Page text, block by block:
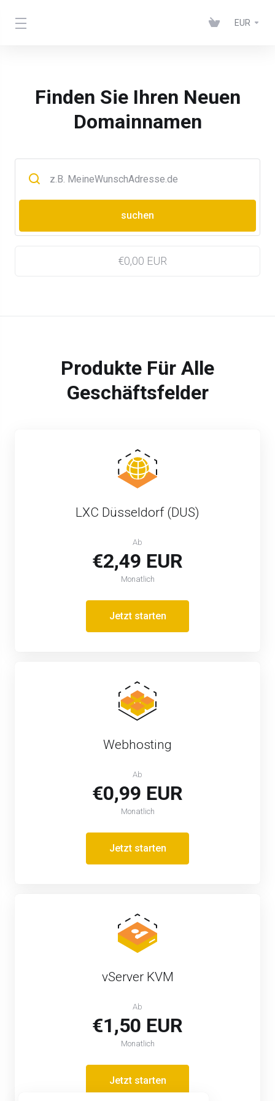
EUR
Finden Sie Ihren Neuen
Domainnamen
€0,00 EUR
Produkte Für Alle
Geschäftsfelder
LXC Düsseldorf (DUS)
Ab
€2,49 EUR
Monatlich
Jetzt starten
Webhosting
Ab
€0,99 EUR
Monatlich
Jetzt starten
vServer KVM
Ab
€1,50 EUR
Monatlich
Jetzt starten